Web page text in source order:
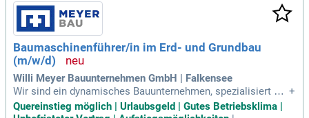
Baumaschinenführer/in im Erd- und Grundbau
(m/w/d)
Willi Meyer Bauunternehmen GmbH | Falkensee
Wir sind ein dynamisches Bauunternehmen, spezialisiert auf
Tief- und Straßenbau sowie Hoch- und Ingenieurbau. Aktuell
+
Quereinstieg möglich | Urlaubsgeld | Gutes Betriebsklima |